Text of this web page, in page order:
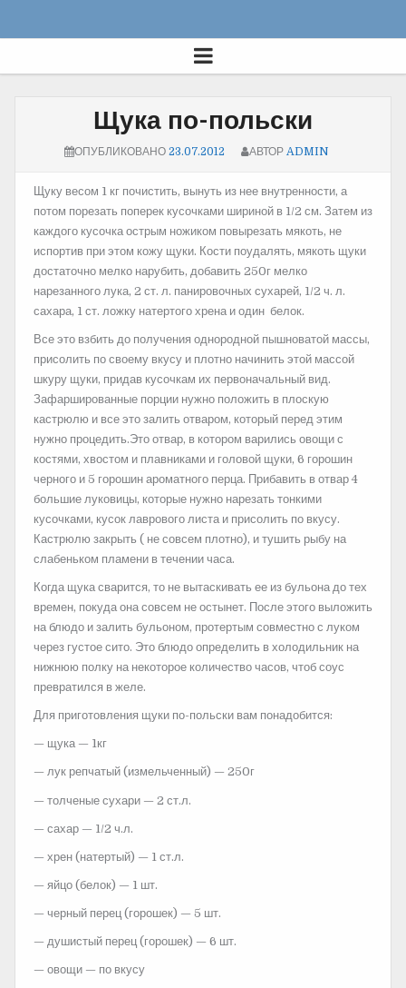
Щука по-польски
ОПУБЛИКОВАНО 23.07.2012 АВТОР ADMIN
Щуку весом 1 кг почистить, вынуть из нее внутренности, а
потом порезать поперек кусочками шириной в 1/2 см. Затем из
каждого кусочка острым ножиком повырезать мякоть, не
испортив при этом кожу щуки. Кости поудалять, мякоть щуки
достаточно мелко нарубить, добавить 250г мелко
нарезанного лука, 2 ст. л. панировочных сухарей, 1/2 ч. л.
сахара, 1 ст. ложку натертого хрена и один белок.
Все это взбить до получения однородной пышноватой массы,
присолить по своему вкусу и плотно начинить этой массой
шкуру щуки, придав кусочкам их первоначальный вид.
Зафаршированные порции нужно положить в плоскую
кастрюлю и все это залить отваром, который перед этим
нужно процедить.Это отвар, в котором варились овощи с
костями, хвостом и плавниками и головой щуки, 6 горошин
черного и 5 горошин ароматного перца. Прибавить в отвар 4
большие луковицы, которые нужно нарезать тонкими
кусочками, кусок лаврового листа и присолить по вкусу.
Кастрюлю закрыть ( не совсем плотно), и тушить рыбу на
слабеньком пламени в течении часа.
Когда щука сварится, то не вытаскивать ее из бульона до тех
времен, покуда она совсем не остынет. После этого выложить
на блюдо и залить бульоном, протертым совместно с луком
через густое сито. Это блюдо определить в холодильник на
нижнюю полку на некоторое количество часов, чтоб соус
превратился в желе.
Для приготовления щуки по-польски вам понадобится:
— щука — 1кг
— лук репчатый (измельченный) — 250г
— толченые сухари — 2 ст.л.
— сахар — 1/2 ч.л.
— хрен (натертый) — 1 ст.л.
— яйцо (белок) — 1 шт.
— черный перец (горошек) — 5 шт.
— душистый перец (горошек) — 6 шт.
— овощи — по вкусу